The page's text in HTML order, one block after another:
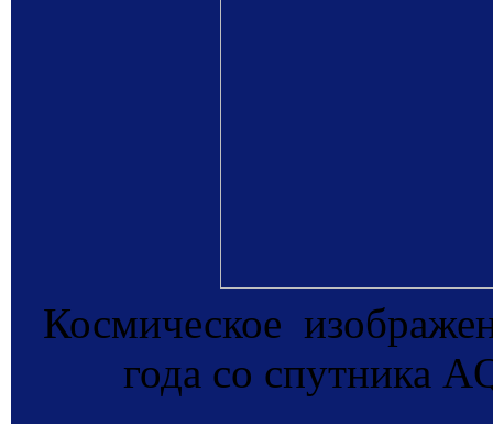
Космическое
года со спутника